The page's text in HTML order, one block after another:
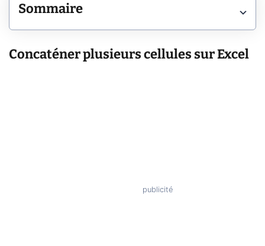
Sommaire
Concaténer plusieurs cellules sur Excel